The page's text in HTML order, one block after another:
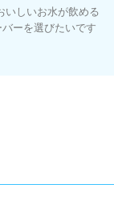
いしいお水が飲める
ーを選びたいです